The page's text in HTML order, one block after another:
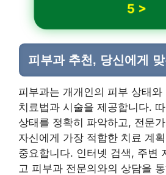
5 >
피부과 추천, 당신에게
피부과는 개개인의 피부 상태
치료법과 시술을 제공합니다.
상태를 정확히 파악하고, 전문
자신에게 가장 적합한 치료 계
중요합니다. 인터넷 검색, 주변
고 피부과 전문의와의 상담을